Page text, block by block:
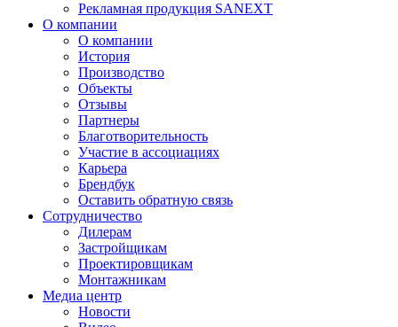
Рекламная продукция SANEXT
О компании
О компании
История
Производство
Объекты
Отзывы
Партнеры
Благотворительность
Участие в ассоциациях
Карьера
Брендбук
Оставить обратную связь
Сотрудничество
Дилерам
Застройщикам
Проектировщикам
Монтажникам
Медиа центр
Новости